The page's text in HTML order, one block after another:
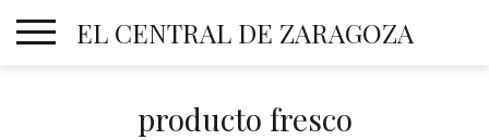
EL CENTRAL DE ZARAGOZA
producto fresco